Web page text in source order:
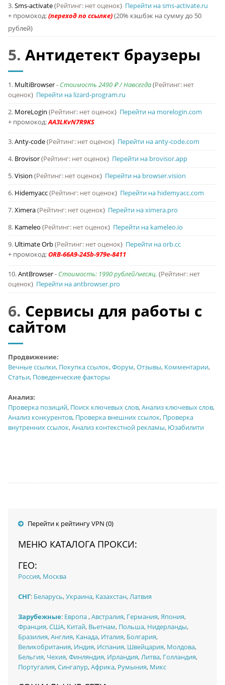
3.Sms-activate(Рейтинг: нет оценок) Перейти на sms-activate.ru
+ промокод:
(20% кэшбэк на сумму до 50
рублей)
5. Антидетект браузеры
1. MultiBrowser- Стоимость 2490 ₽ / Навсегда(Рейтинг: нет
оценок) Перейти на lizard-program.ru
2. MoreLogin (Рейтинг: нет оценок) Перейти на morelogin.com
+ промокод:
3.Anty-code(Рейтинг: нет оценок) Перейти на anty-code.com
4. Brovisor(Рейтинг: нет оценок) Перейти на brovisor.app
5.Vision (Рейтинг: нет оценок) Перейти на browser.vision
6. Hidemyacc(Рейтинг: нет оценок) Перейти на hidemyacc.com
7.Ximera(Рейтинг: нет оценок) Перейти на ximera.pro
8. Kameleo (Рейтинг: нет оценок) Перейти на kameleo.io
9. Ultimate Orb(Рейтинг: нет оценок) Перейти на orb.cc
+ промокод:
10.AntBrowser- Стоимость: 1990 рублей/месяц. (Рейтинг: нет
оценок) Перейти на antbrowser.pro
6. Сервисы для работы с
сайтом
Продвижение:
Вечные ссылки, Покупка ссылок,Форум,Отзывы, Комментарии,
Статьи, Поведенческие факторы
Анализ:
Проверка позиций, Поиск ключевых слов,Анализ ключевых слов,
Анализ конкурентов, Проверка внешних ссылок, Проверка
внутренних ссылок,Анализ контекстной рекламы, Юзабилити
Перейти к рейтингу VPN (0)
МЕНЮ КАТАЛОГА ПРОКСИ:
ГЕО:
Россия, Москва
СНГ: Беларусь,Украина, Казахстан, Латвия
Зарубежные: Европа,Австралия, Германия, Япония,
Франция,США, Китай, Вьетнам, Польша, Нидерланды,
Бразилия,Англия, Канада, Италия, Болгария,
Великобритания, Индия, Испания, Швейцария, Молдова,
Бельгия, Чехия,Финляндия, Ирландия, Литва, Голландия,
Португалия,Сингапур,Африка, Румыния, Микс